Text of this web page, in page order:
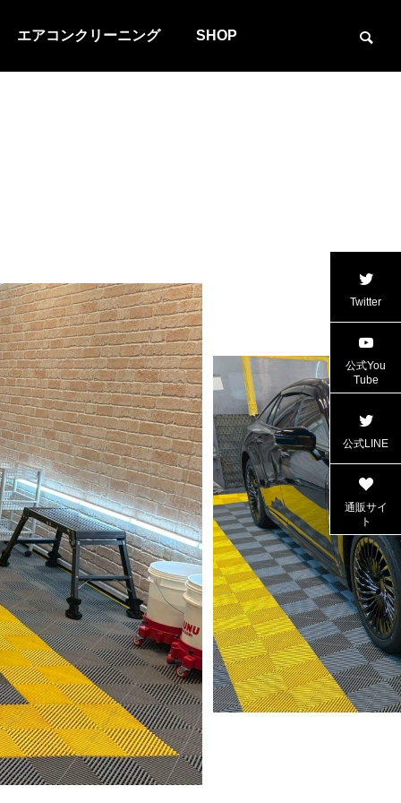
エアコンクリーニング SHOP
Twitter
公式You
Tube
公式LINE
通販サイ
ト